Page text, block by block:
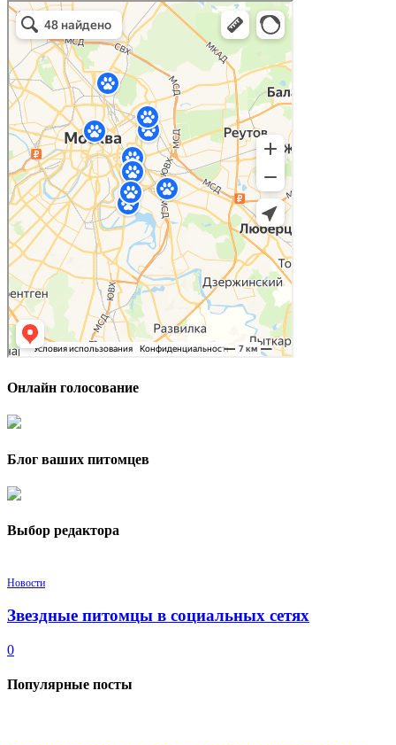
Онлайн голосование
Блог ваших питомцев
Выбор редактора
Новости
Звездные питомцы в социальных сетях
0
Популярные посты